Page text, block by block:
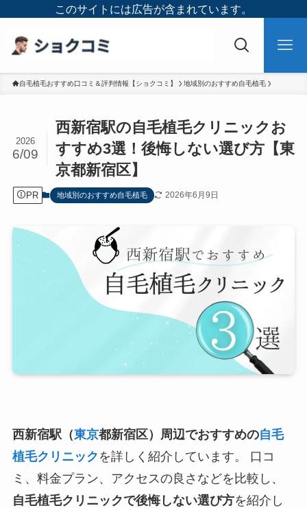
このサイトには広告が含まれています。
自毛植毛おすすめ口コミ＆評判情報【ショクコミ】 地域別のおすすめ自毛植毛
西新宿駅の自毛植毛クリニックお
すすめ3選！後悔しない選び方【東
京都新宿区】
2026
6/09
PR 地域別のおすすめ自毛植毛 2026年6月9日
西新宿駅（東京都新宿区）周辺でおすすめの自毛
植毛クリニック を詳しく紹介しています。 口コ
ミ、料金プラン、アクセスの良さなどを比較し、
自毛植毛クリニックで後悔しない選び方を紹介し